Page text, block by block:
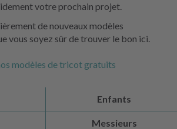
votre prochain projet.
de nouveaux modèles
vous soyez sûr de trouver le bon ici.
modèles de tricot gratuits
Enfants
Messieurs